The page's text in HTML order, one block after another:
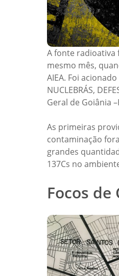
A fonte radioativa
mesmo mês,
AIEA. Foi
NUCLEBRÁS,
Geral de Goiânia
As primeiras
contaminação
grandes
137Cs no
Focos